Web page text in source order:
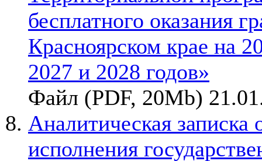
бесплатного оказания
Красноярском крае на
2027 и 2028 годов»
Файл (PDF, 20Mb)
Аналитическая записка
исполнения